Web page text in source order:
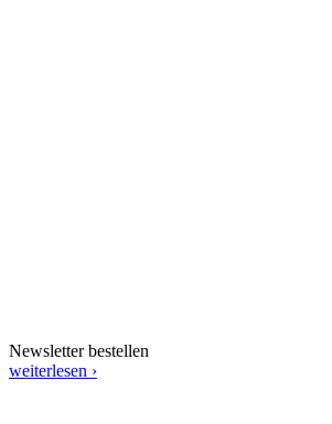
Newsletter bestellen
weiterlesen ›